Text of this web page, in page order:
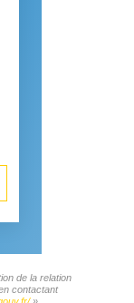
de la relation
contactant